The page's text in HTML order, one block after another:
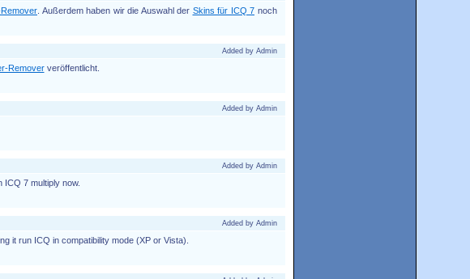
. Außerdem haben wir die Auswahl der Skins für ICQ 7 noch
Added by Admin
Remoververöffentlicht.
Added by Admin
Added by Admin
ICQ 7 multiply now.
Added by Admin
it run ICQ in compatibility mode (XP or Vista).